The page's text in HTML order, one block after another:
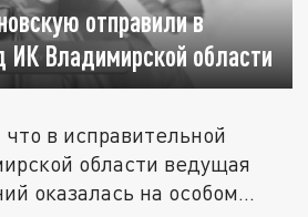
отправили в
ИК Владимирской области
в исправительной
области ведущая
оказалась на особом...